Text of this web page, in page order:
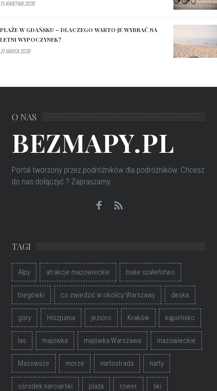
15 KWIETNIA 2026
PLAŻE W GDAŃSKU – DLACZEGO WARTO JE WYBRAĆ NA
LETNI WYPOCZYNEK?
31 MARCA 2026
O NAS
BEZMAPY.PL
Portal tworzony przez podróżników dla podróżników. Chcesz
do nas dołączyć ? Zapraszamy.
TAGI
Alpy atrakcje mazowieckie białe szaleństwo
biegówki co zwiedzić w okolicy Warszawy deska
góry Hiszpania jezioro Kraków kąpielisko
las majówka majówka Warszawa mazowieckie
Mazowsze morze nartostrada narty
ośrodek narciarski plaża rower ski